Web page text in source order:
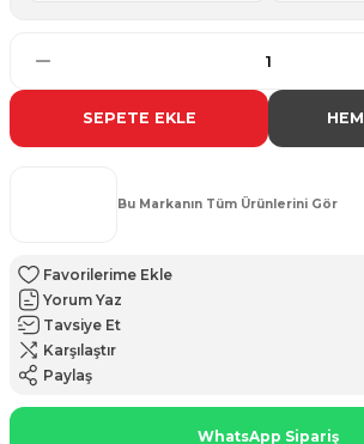
SEPETE EKLE
Bu Markanın Tüm Ürünlerini Gör
Yorum Yaz
Tavsiye Et
Karşılaştır
Paylaş
WhatsApp Sipariş